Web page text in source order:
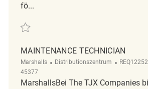
fö...
Retten Maintenance Technician | B Shift |
MAINTENANCE TECHNICIAN
Marshalls Kategorie
Distributionszentrum ReqId
45377
MarshallsBei The TJX Companies